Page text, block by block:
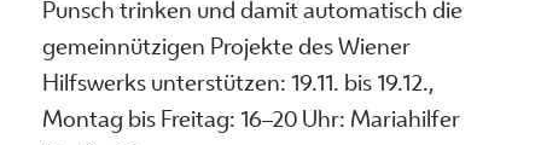
Punsch trinken und damit automatisch die
gemeinnützigen Projekte des Wiener
Hilfswerks unterstützen: 19.11. bis 19.12.,
Montag bis Freitag: 16–20 Uhr: Mariahilfer